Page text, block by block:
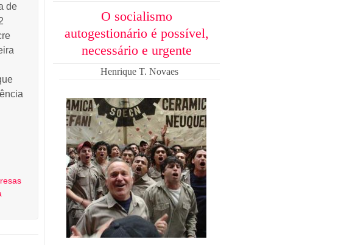
de
O socialismo
autogestionário é possível,
necessário e urgente
Henrique T. Novaes